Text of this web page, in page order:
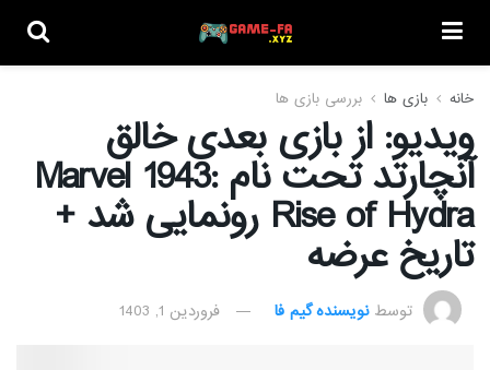
خانه بازی ها بررسی بازی ها
ویدیو: از بازی بعدی خالق
آنچارتد تحت نام Marvel 1943:
Rise of Hydra رونمایی شد +
تاریخ عرضه
توسط نویسنده گیم فا فروردین 1, 1403